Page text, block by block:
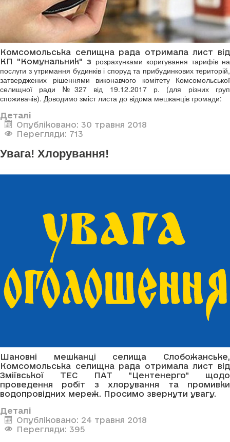
Комсомольська селищна рада отримала лист від
КП "Комунальник" з розрахунками коригування тарифів на
послуги з утримання будинків і споруд та прибудинкових територій,
затверджених рішеннями виконавчого комітету Комсомольської
селищної ради №327 від 19.12.2017 р. (для різних груп
споживачів). Доводимо зміст листа до відома мешканців громади:
Деталі
Опубліковано: 30 травня 2018
Перегляди: 713
Увага! Хлорування!
Шановні мешканці селища Слобожанське,
Комсомольська селищна рада отримала лист від
Зміївської ТЕС ПАТ "Центенерго" щодо
проведення робіт з хлорування та промивки
водопровідних мереж. Просимо звернути увагу.
Деталі
Опубліковано: 24 травня 2018
Перегляди: 395